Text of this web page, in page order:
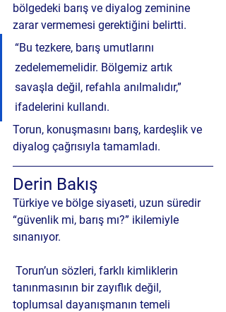
bölgedeki barış ve diyalog zeminine
zarar vermemesi gerektiğini belirtti.
“Bu tezkere, barış umutlarını
zedelememelidir. Bölgemiz artık
savaşla değil, refahla anılmalıdır,”
ifadelerini kullandı.
Torun, konuşmasını barış, kardeşlik ve
diyalog çağrısıyla tamamladı.
Derin Bakış
Türkiye ve bölge siyaseti, uzun süredir
“güvenlik mi, barış mı?” ikilemiyle
sınanıyor.
tanınmasının bir zayıflık değil,
toplumsal dayanışmanın temeli